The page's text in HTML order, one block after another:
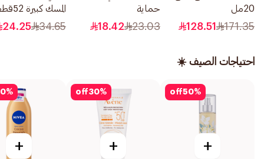
20مل
171.35
128.51
حماية
السميكة،قطعةبالأجنحة
23.03
18.42
المسك كبيرة 52قطعة
34.65
24.25
احتياجات الصيف ☀️
50%
off
+
30%
off
+
%
+